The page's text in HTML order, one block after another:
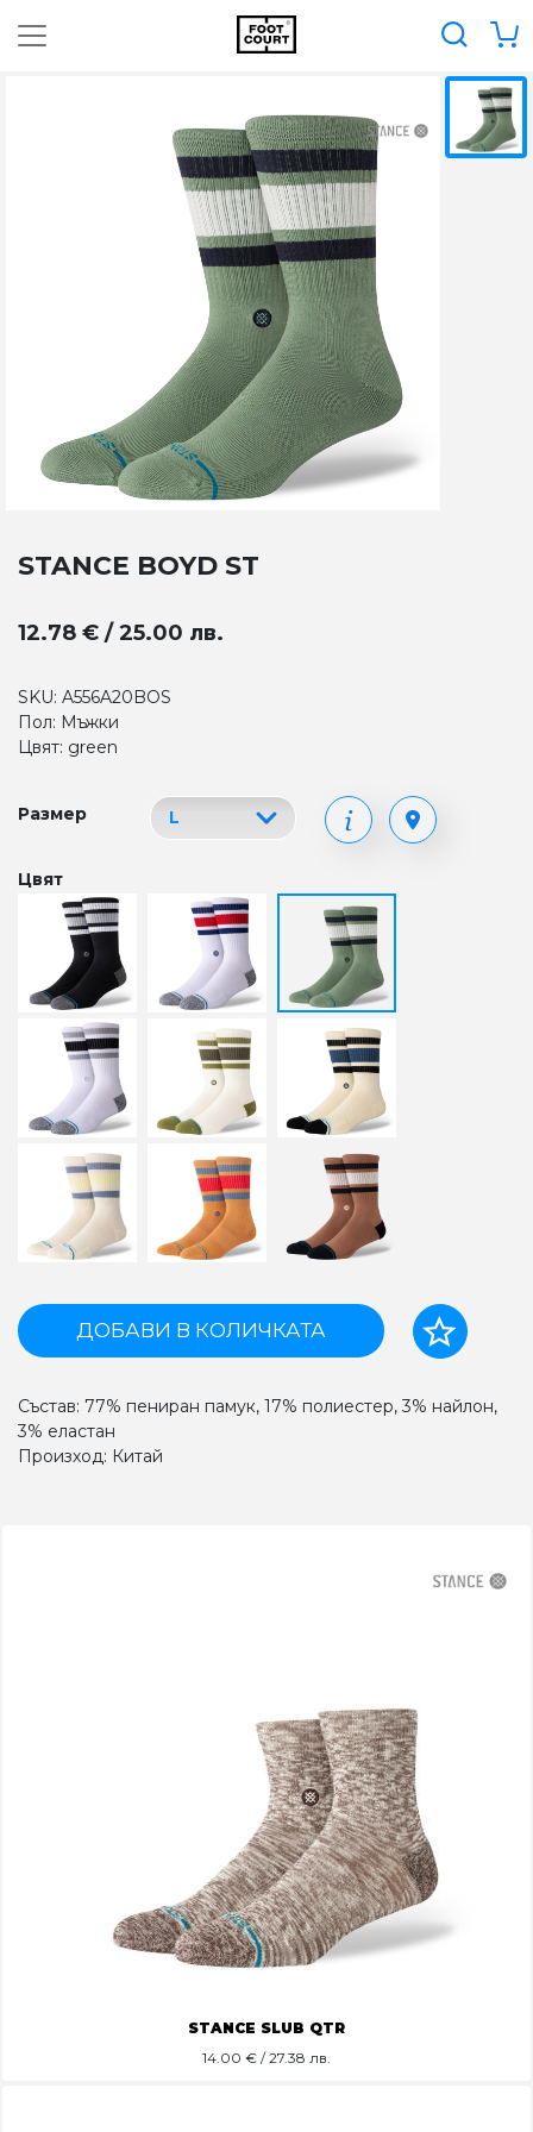
STANCE BOYD ST
12.78 € / 25.00 лв.
SKU: A556A20BOS
Пол: Мъжки
Цвят: green
Размер
Цвят
ДОБАВИ В КОЛИЧКАТА
Състав: 77% пениран памук, 17% полиестер, 3% найлон,
3% еластан
Произход: Китай
STANCE SLUB QTR
14.00 € / 27.38 лв.